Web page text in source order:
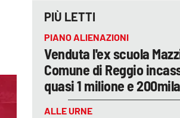
PIÙ LETTI
PIANO ALIENAZIONI
Venduta l'ex scuola
Comune di Reggio
quasi 1 milione e
ALLE URNE